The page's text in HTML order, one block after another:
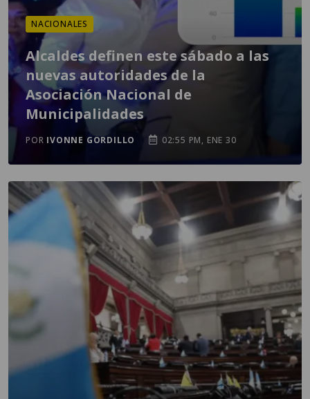
NACIONALES
Alcaldes definen este sábado a las
nuevas autoridades de la
Asociación Nacional de
Municipalidades
POR IVONNE GORDILLO 02:55 PM, ENE 30